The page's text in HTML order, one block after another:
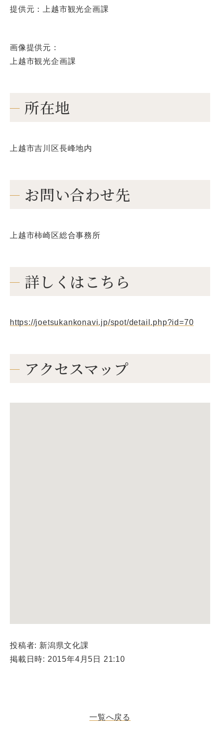
提供元：上越市観光企画課
画像提供元：
上越市観光企画課
所在地
上越市吉川区長峰地内
お問い合わせ先
上越市柿崎区総合事務所
詳しくはこちら
https://joetsukankonavi.jp/spot/detail.php?id=70
アクセスマップ
投稿者: 新潟県文化課
掲載日時: 2015年4月5日 21:10
一覧へ戻る